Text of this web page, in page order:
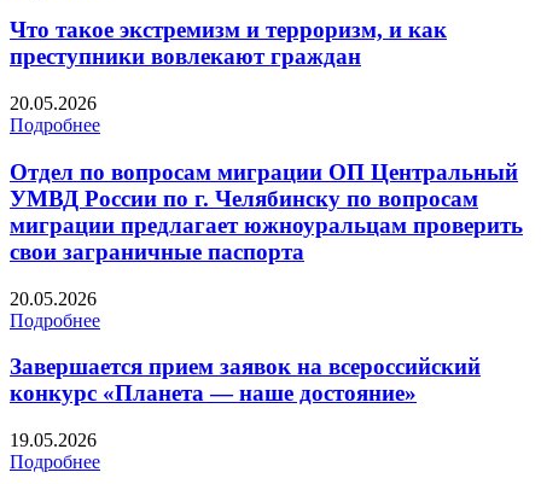
Что такое экстремизм и терроризм, и как
преступники вовлекают граждан
20.05.2026
Подробнее
Отдел по вопросам миграции ОП Центральный
УМВД России по г. Челябинску по вопросам
миграции предлагает южноуральцам проверить
свои заграничные паспорта
20.05.2026
Подробнее
Завершается прием заявок на всероссийский
конкурс «Планета — наше достояние»
19.05.2026
Подробнее